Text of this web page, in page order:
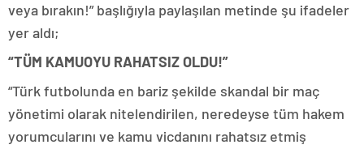
veya bırakın!” başlığıyla paylaşılan metinde şu ifadeler
yer aldı;
“TÜM KAMUOYU RAHATSIZ OLDU!”
“Türk futbolunda en bariz şekilde skandal bir maç
yönetimi olarak nitelendirilen, neredeyse tüm hakem
yorumcularını ve kamu vicdanını rahatsız etmiş